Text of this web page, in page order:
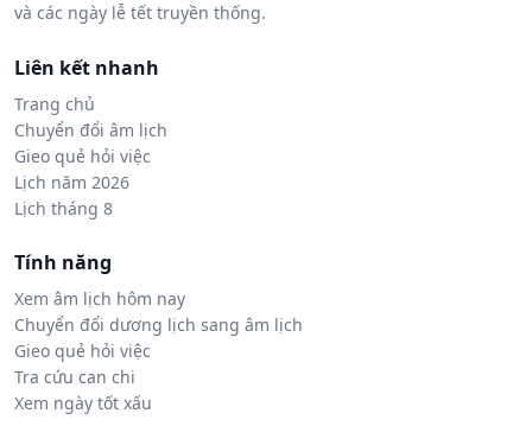
và các ngày lễ tết truyền thống.
Liên kết nhanh
Trang chủ
Chuyển đổi âm lịch
Gieo quẻ hỏi việc
Lịch năm 2026
Lịch tháng 8
Tính năng
Xem âm lịch hôm nay
Chuyển đổi dương lịch sang âm lịch
Gieo quẻ hỏi việc
Tra cứu can chi
Xem ngày tốt xấu